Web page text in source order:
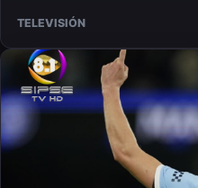
TELEVISIÓN